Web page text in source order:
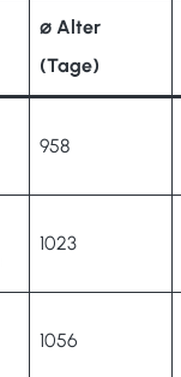
⌀ Alter
(Tage)
958
1023
1056